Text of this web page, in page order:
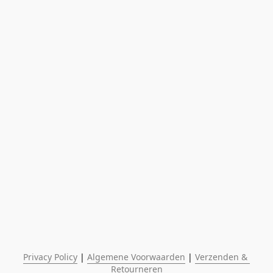
Privacy Policy | Algemene Voorwaarden | Verzenden &
Retourneren